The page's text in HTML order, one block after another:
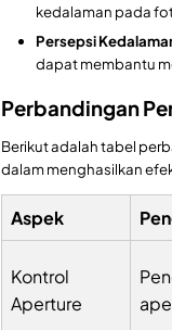
kedalaman pada
Persepsi
dapat membantu
Perbandingan
Berikut adalah tabel
dalam menghasilkan
Aspek
Kontrol
Aperture